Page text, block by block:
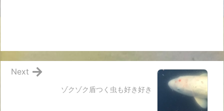
ゾクゾク盾つく虫も好き好き
Next